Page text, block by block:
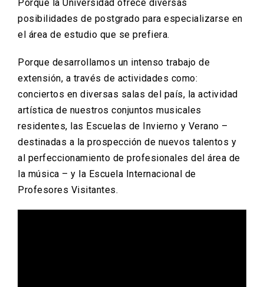
Porque la Universidad ofrece diversas
posibilidades de postgrado para especializarse en
el área de estudio que se prefiera.
Porque desarrollamos un intenso trabajo de
extensión, a través de actividades como:
conciertos en diversas salas del país, la actividad
artística de nuestros conjuntos musicales
residentes, las Escuelas de Invierno y Verano –
destinadas a la prospección de nuevos talentos y
al perfeccionamiento de profesionales del área de
la música – y la Escuela Internacional de
Profesores Visitantes.